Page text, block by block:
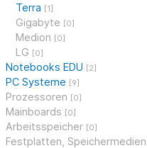
Terra [1]
Gigabyte [0]
Medion [0]
LG [0]
Notebooks EDU [2]
PC Systeme [9]
Prozessoren [0]
Mainboards [0]
Arbeitsspeicher [0]
Festplatten, Speichermedien